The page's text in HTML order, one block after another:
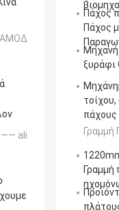
—— ali
Πάχος
Πάχος
Μηχανή
ξυράφι
Γραμμή
Γραμμή